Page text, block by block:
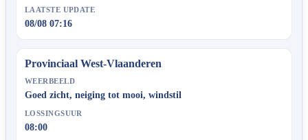
LAATSTE UPDATE
08/08 07:16
Provinciaal West-Vlaanderen
WEERBEELD
Goed zicht, neiging tot mooi, windstil
LOSSINGSUUR
08:00